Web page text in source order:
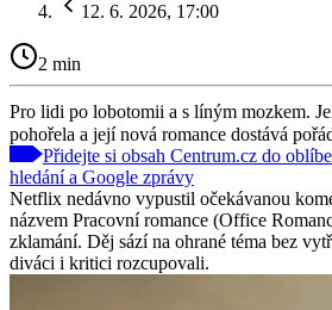
12. 6. 2026, 17:00
2 min
Pro lidi po lobotomii a s líným mozkem.
pohořela a její nová romance dostává
Přidejte si obsah Centrum.cz do
hledání a Google zprávy
Netflix nedávno vypustil očekávanou
názvem Pracovní romance (Office
zklamání. Děj sází na ohrané téma bez
diváci i kritici rozcupovali.